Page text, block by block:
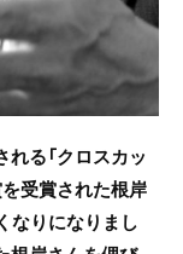
る「クロスカッ
受賞された根岸
なりになりまし